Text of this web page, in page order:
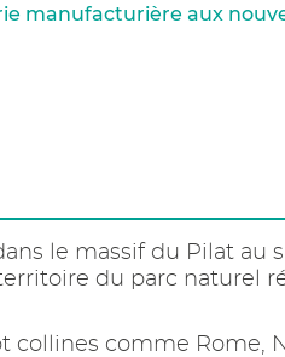
manufacturière aux
le massif du Pilat au
du parc naturel
collines comme Rome,